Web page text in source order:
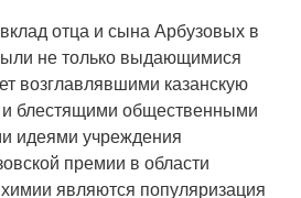
отца и сына Арбузовых в
не только выдающимися
возглавлявшими казанскую
и блестящими общественными
идеями учреждения
премии в области
являются популяризация